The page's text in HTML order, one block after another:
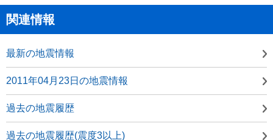
関連情報
最新の地震情報
2011年04月23日の地震情報
過去の地震履歴
過去の地震履歴(震度3以上)